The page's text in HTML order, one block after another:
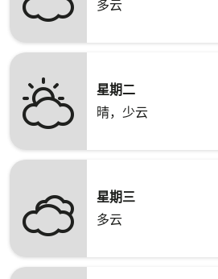
多云
星期二
晴，少云
星期三
多云